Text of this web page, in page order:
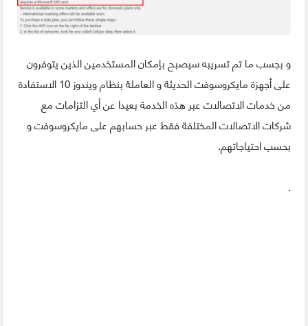
و بجسب ما تم تسريبه سيصبح بإمكان المستخدمين الذين يتوفرون
على أجهزة مايكروسوفت الحديثة و العاملة بنظام ويندوز 10 الاستفادة
من خدمات الاتصالات عبر هذه الخدمة بعيدا عن أي التزامات مع
شركات الاتصالات المختلفة فقط عبر حسابهم على مايكروسوفت و
بحسب احتياجاتهم.
.